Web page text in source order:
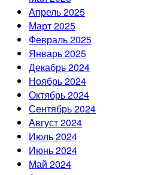
Апрель 2025
Март 2025
Февраль 2025
Январь 2025
Декабрь 2024
Ноябрь 2024
Октябрь 2024
Сентябрь 2024
Август 2024
Июль 2024
Июнь 2024
Май 2024